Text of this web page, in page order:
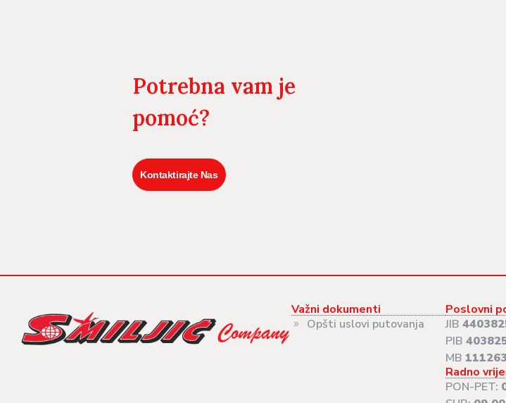
Potrebna vam je
pomoć?
Kontaktirajte Nas
Važni dokumenti
Opšti uslovi putovanja
Poslovni
JIB
PIB
MB
Radno
PON-PET: